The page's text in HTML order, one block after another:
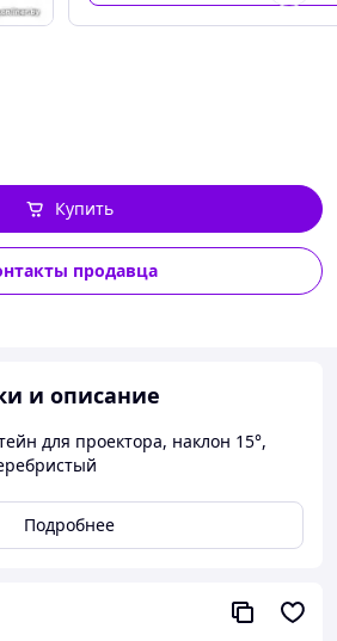
продавца
Купить
и описание
для проектора, наклон 15°,
Подробнее